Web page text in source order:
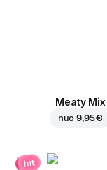
Meaty Mix
nuo9,95 €
hit